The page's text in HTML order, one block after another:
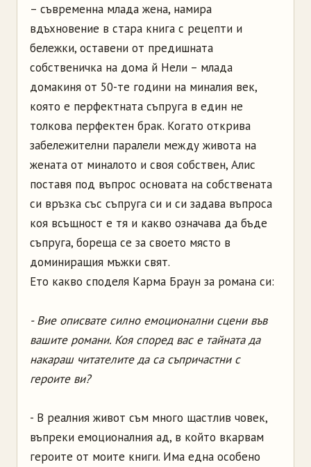
– съвременна млада жена, намира
вдъхновение в стара книга с рецепти и
бележки, оставени от предишната
собственичка на дома й Нели – млада
домакиня от 50-те години на миналия век,
която е перфектната съпруга в един не
толкова перфектен брак. Когато открива
забележителни паралели между живота на
жената от миналото и своя собствен, Алис
поставя под въпрос основата на собствената
си връзка със съпруга си и си задава въпроса
коя всъщност е тя и какво означава да бъде
съпруга, бореща се за своето място в
доминиращия мъжки свят.
Ето какво споделя Карма Браун за романа си:
- Вие описвате силно емоционални сцени във
вашите романи. Коя според вас е тайната да
накараш читателите да са съпричастни с
героите ви?
- В реалния живот съм много щастлив човек,
въпреки емоционалния ад, в който вкарвам
героите от моите книги. Има една особено